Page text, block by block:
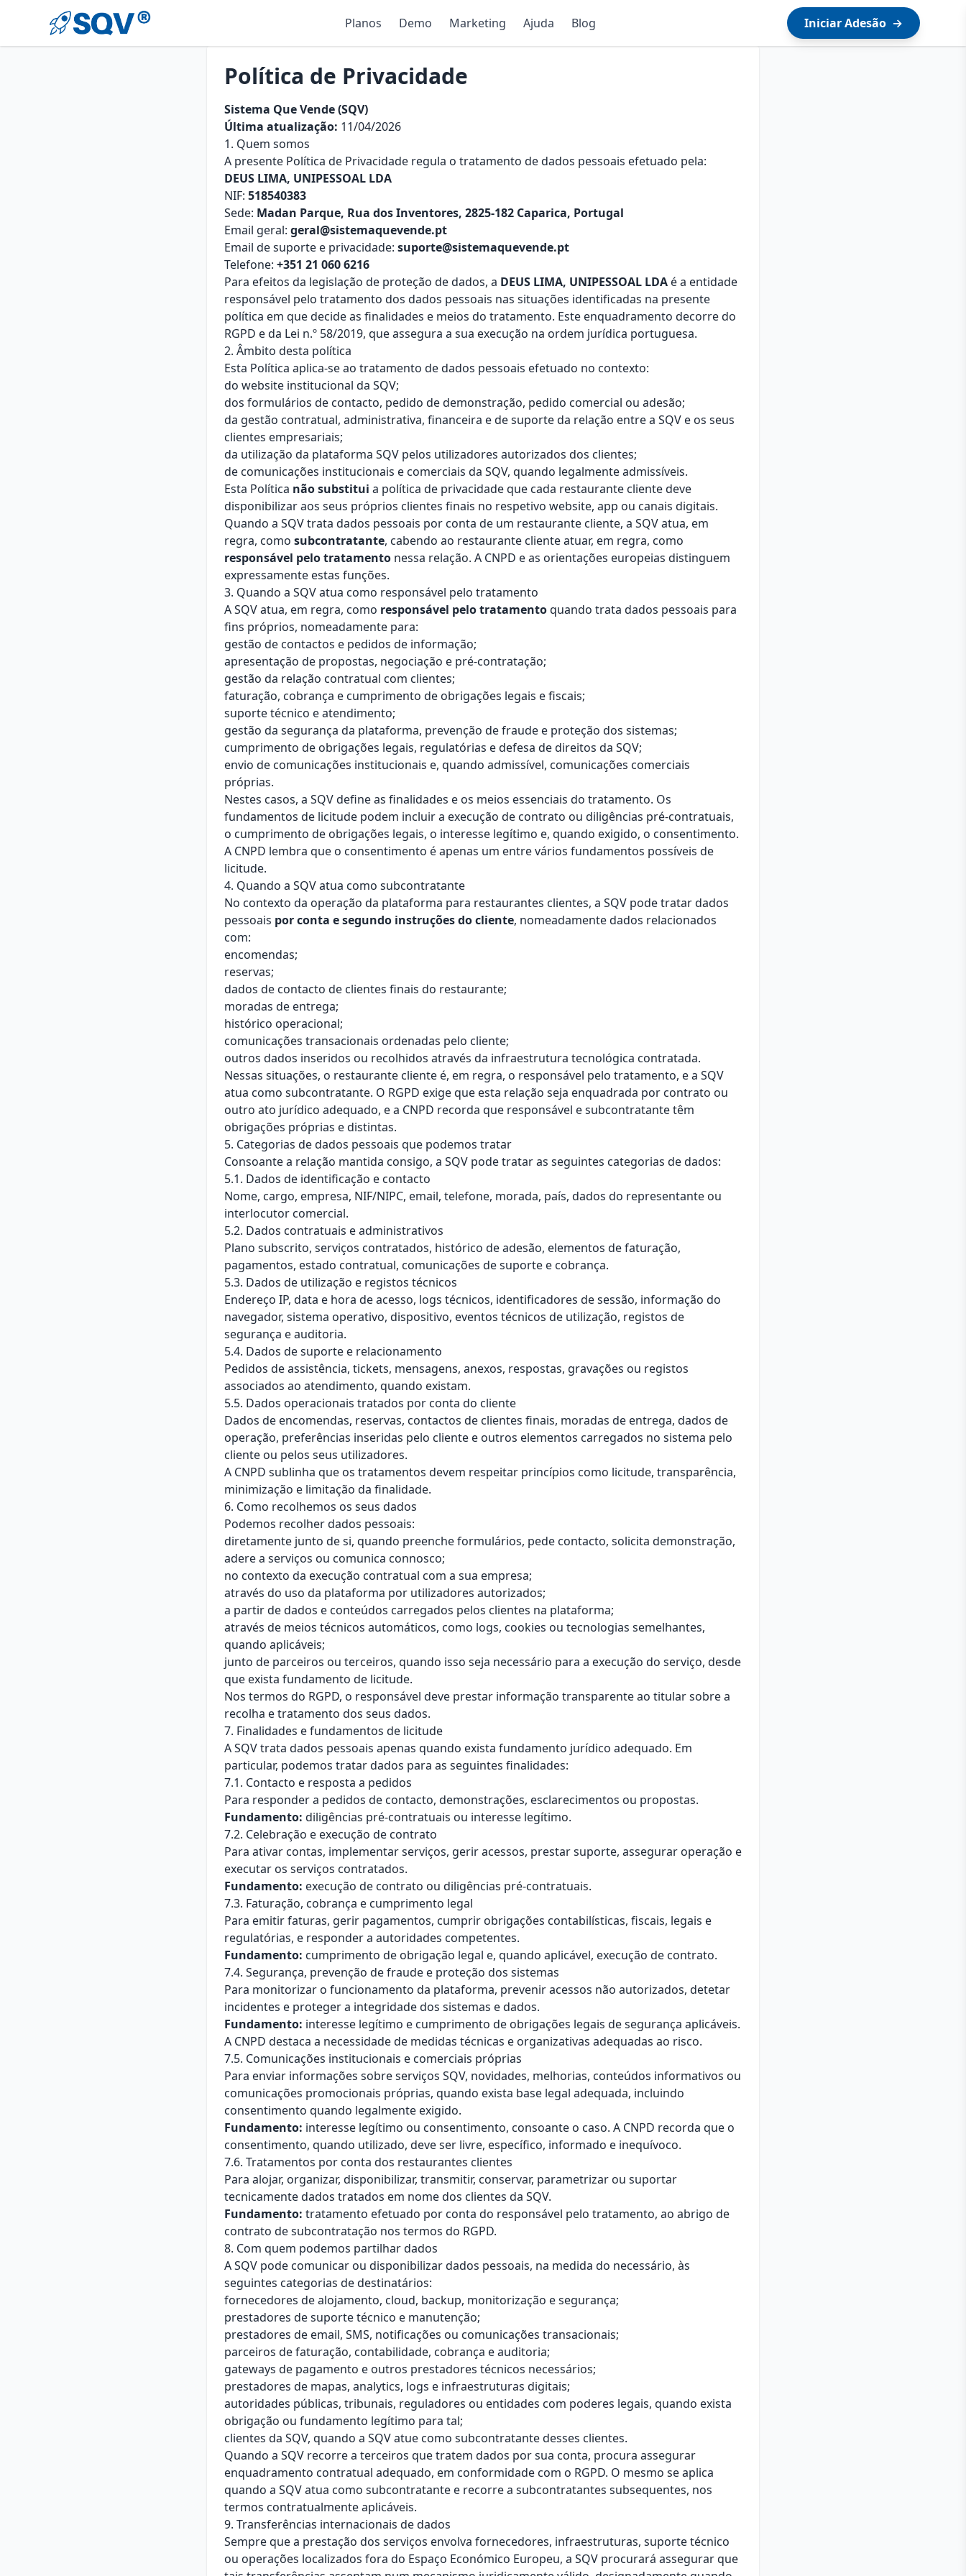
Planos Demo Marketing Ajuda Blog Iniciar Adesão →
Política de Privacidade
Sistema Que Vende (SQV)
Última atualização: 11/04/2026
1. Quem somos
A presente Política de Privacidade regula o tratamento de dados pessoais efetuado pela:
DEUS LIMA, UNIPESSOAL LDA
NIF: 518540383
Sede: Madan Parque, Rua dos Inventores, 2825-182 Caparica, Portugal
Email geral: geral@sistemaquevende.pt
Email de suporte e privacidade: suporte@sistemaquevende.pt
Telefone: +351 21 060 6216
Para efeitos da legislação de proteção de dados, a DEUS LIMA, UNIPESSOAL LDA é a entidade
responsável pelo tratamento dos dados pessoais nas situações identificadas na presente
política em que decide as finalidades e meios do tratamento. Este enquadramento decorre do
RGPD e da Lei n.º 58/2019, que assegura a sua execução na ordem jurídica portuguesa.
2. Âmbito desta política
Esta Política aplica-se ao tratamento de dados pessoais efetuado no contexto:
do website institucional da SQV;
dos formulários de contacto, pedido de demonstração, pedido comercial ou adesão;
da gestão contratual, administrativa, financeira e de suporte da relação entre a SQV e os seus
clientes empresariais;
da utilização da plataforma SQV pelos utilizadores autorizados dos clientes;
de comunicações institucionais e comerciais da SQV, quando legalmente admissíveis.
Esta Política não substitui a política de privacidade que cada restaurante cliente deve
disponibilizar aos seus próprios clientes finais no respetivo website, app ou canais digitais.
Quando a SQV trata dados pessoais por conta de um restaurante cliente, a SQV atua, em
regra, como subcontratante, cabendo ao restaurante cliente atuar, em regra, como
responsável pelo tratamento nessa relação. A CNPD e as orientações europeias distinguem
expressamente estas funções.
3. Quando a SQV atua como responsável pelo tratamento
A SQV atua, em regra, como responsável pelo tratamentoquando trata dados pessoais para
fins próprios, nomeadamente para:
gestão de contactos e pedidos de informação;
apresentação de propostas, negociação e pré-contratação;
gestão da relação contratual com clientes;
faturação, cobrança e cumprimento de obrigações legais e fiscais;
suporte técnico e atendimento;
gestão da segurança da plataforma, prevenção de fraude e proteção dos sistemas;
cumprimento de obrigações legais, regulatórias e defesa de direitos da SQV;
envio de comunicações institucionais e, quando admissível, comunicações comerciais
próprias.
Nestes casos, a SQV define as finalidades e os meios essenciais do tratamento. Os
fundamentos de licitude podem incluir a execução de contrato ou diligências pré-contratuais,
o cumprimento de obrigações legais, o interesse legítimo e, quando exigido, o consentimento.
A CNPD lembra que o consentimento é apenas um entre vários fundamentos possíveis de
licitude.
4. Quando a SQV atua como subcontratante
No contexto da operação da plataforma para restaurantes clientes, a SQV pode tratar dados
pessoais por conta e segundo instruções do cliente, nomeadamente dados relacionados
com:
encomendas;
reservas;
dados de contacto de clientes finais do restaurante;
moradas de entrega;
histórico operacional;
comunicações transacionais ordenadas pelo cliente;
outros dados inseridos ou recolhidos através da infraestrutura tecnológica contratada.
Nessas situações, o restaurante cliente é, em regra, o responsável pelo tratamento, e a SQV
atua como subcontratante. O RGPD exige que esta relação seja enquadrada por contrato ou
outro ato jurídico adequado, e a CNPD recorda que responsável e subcontratante têm
obrigações próprias e distintas.
5. Categorias de dados pessoais que podemos tratar
Consoante a relação mantida consigo, a SQV pode tratar as seguintes categorias de dados:
5.1. Dados de identificação e contacto
Nome, cargo, empresa, NIF/NIPC, email, telefone, morada, país, dados do representante ou
interlocutor comercial.
5.2. Dados contratuais e administrativos
Plano subscrito, serviços contratados, histórico de adesão, elementos de faturação,
pagamentos, estado contratual, comunicações de suporte e cobrança.
5.3. Dados de utilização e registos técnicos
Endereço IP, data e hora de acesso, logs técnicos, identificadores de sessão, informação do
navegador, sistema operativo, dispositivo, eventos técnicos de utilização, registos de
segurança e auditoria.
5.4. Dados de suporte e relacionamento
Pedidos de assistência, tickets, mensagens, anexos, respostas, gravações ou registos
associados ao atendimento, quando existam.
5.5. Dados operacionais tratados por conta do cliente
Dados de encomendas, reservas, contactos de clientes finais, moradas de entrega, dados de
operação, preferências inseridas pelo cliente e outros elementos carregados no sistema pelo
cliente ou pelos seus utilizadores.
A CNPD sublinha que os tratamentos devem respeitar princípios como licitude, transparência,
minimização e limitação da finalidade.
6. Como recolhemos os seus dados
Podemos recolher dados pessoais:
diretamente junto de si, quando preenche formulários, pede contacto, solicita demonstração,
adere a serviços ou comunica connosco;
no contexto da execução contratual com a sua empresa;
através do uso da plataforma por utilizadores autorizados;
a partir de dados e conteúdos carregados pelos clientes na plataforma;
através de meios técnicos automáticos, como logs, cookies ou tecnologias semelhantes,
quando aplicáveis;
junto de parceiros ou terceiros, quando isso seja necessário para a execução do serviço, desde
que exista fundamento de licitude.
Nos termos do RGPD, o responsável deve prestar informação transparente ao titular sobre a
recolha e tratamento dos seus dados.
7. Finalidades e fundamentos de licitude
A SQV trata dados pessoais apenas quando exista fundamento jurídico adequado. Em
particular, podemos tratar dados para as seguintes finalidades:
7.1. Contacto e resposta a pedidos
Para responder a pedidos de contacto, demonstrações, esclarecimentos ou propostas.
Fundamento: diligências pré-contratuais ou interesse legítimo.
7.2. Celebração e execução de contrato
Para ativar contas, implementar serviços, gerir acessos, prestar suporte, assegurar operação e
executar os serviços contratados.
Fundamento: execução de contrato ou diligências pré-contratuais.
7.3. Faturação, cobrança e cumprimento legal
Para emitir faturas, gerir pagamentos, cumprir obrigações contabilísticas, fiscais, legais e
regulatórias, e responder a autoridades competentes.
Fundamento: cumprimento de obrigação legal e, quando aplicável, execução de contrato.
7.4. Segurança, prevenção de fraude e proteção dos sistemas
Para monitorizar o funcionamento da plataforma, prevenir acessos não autorizados, detetar
incidentes e proteger a integridade dos sistemas e dados.
Fundamento: interesse legítimo e cumprimento de obrigações legais de segurança aplicáveis.
A CNPD destaca a necessidade de medidas técnicas e organizativas adequadas ao risco.
7.5. Comunicações institucionais e comerciais próprias
Para enviar informações sobre serviços SQV, novidades, melhorias, conteúdos informativos ou
comunicações promocionais próprias, quando exista base legal adequada, incluindo
consentimento quando legalmente exigido.
Fundamento: interesse legítimo ou consentimento, consoante o caso. A CNPD recorda que o
consentimento, quando utilizado, deve ser livre, específico, informado e inequívoco.
7.6. Tratamentos por conta dos restaurantes clientes
Para alojar, organizar, disponibilizar, transmitir, conservar, parametrizar ou suportar
tecnicamente dados tratados em nome dos clientes da SQV.
Fundamento: tratamento efetuado por conta do responsável pelo tratamento, ao abrigo de
contrato de subcontratação nos termos do RGPD.
8. Com quem podemos partilhar dados
A SQV pode comunicar ou disponibilizar dados pessoais, na medida do necessário, às
seguintes categorias de destinatários:
fornecedores de alojamento, cloud, backup, monitorização e segurança;
prestadores de suporte técnico e manutenção;
prestadores de email, SMS, notificações ou comunicações transacionais;
parceiros de faturação, contabilidade, cobrança e auditoria;
gateways de pagamento e outros prestadores técnicos necessários;
prestadores de mapas, analytics, logs e infraestruturas digitais;
autoridades públicas, tribunais, reguladores ou entidades com poderes legais, quando exista
obrigação ou fundamento legítimo para tal;
clientes da SQV, quando a SQV atue como subcontratante desses clientes.
Quando a SQV recorre a terceiros que tratem dados por sua conta, procura assegurar
enquadramento contratual adequado, em conformidade com o RGPD. O mesmo se aplica
quando a SQV atua como subcontratante e recorre a subcontratantes subsequentes, nos
termos contratualmente aplicáveis.
9. Transferências internacionais de dados
Sempre que a prestação dos serviços envolva fornecedores, infraestruturas, suporte técnico
ou operações localizados fora do Espaço Económico Europeu, a SQV procurará assegurar que